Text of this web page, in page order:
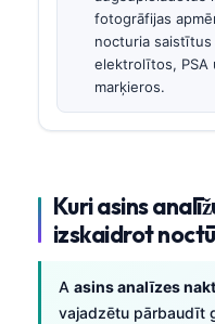
fotogrāfijas
nocturia
elektrolītos, PSA
marķieros.
Kuri asins
izskaidrot
A asins analīzes
vajadzētu pārbaudīt